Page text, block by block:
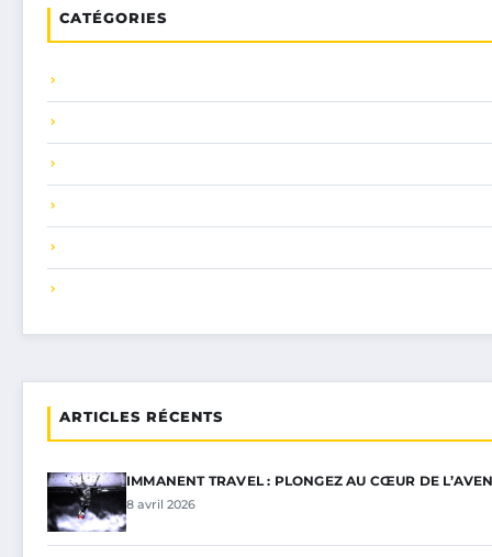
CATÉGORIES
ARTICLES RÉCENTS
IMMANENT TRAVEL : PLONGEZ AU CŒUR DE
8 avril 2026